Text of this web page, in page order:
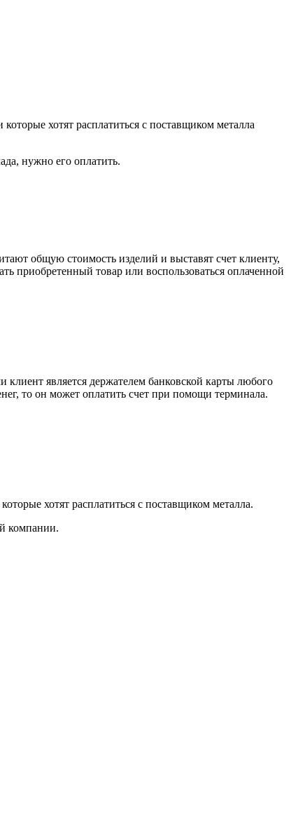
хотят расплатиться с поставщиком металла
нужно его оплатить.
общую стоимость изделий и выставят счет клиенту,
приобретенный товар или воспользоваться оплаченной
является держателем банковской карты любого
то он может оплатить счет при помощи терминала.
хотят расплатиться с поставщиком металла.
компании.